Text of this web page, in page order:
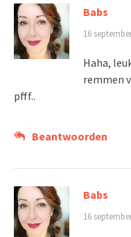
Babs
16
Haha,
remmen
pfff..
Beantwoorden
Babs
16